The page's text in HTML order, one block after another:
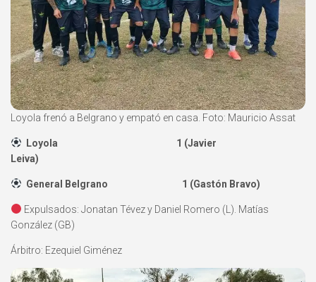
Loyola frenó a Belgrano y empató en casa. Foto: Mauricio Assat
Loyola 1 (Javier
Leiva)
General Belgrano 1 (Gastón Bravo)
Expulsados: Jonatan Tévez y Daniel Romero (L). Matías
González (GB)
Árbitro: Ezequiel Giménez